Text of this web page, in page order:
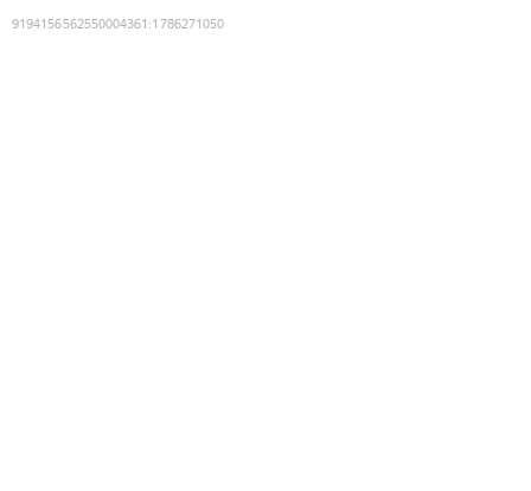
9194156562550004361 :1786271050